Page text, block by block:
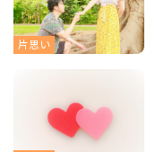
片思い